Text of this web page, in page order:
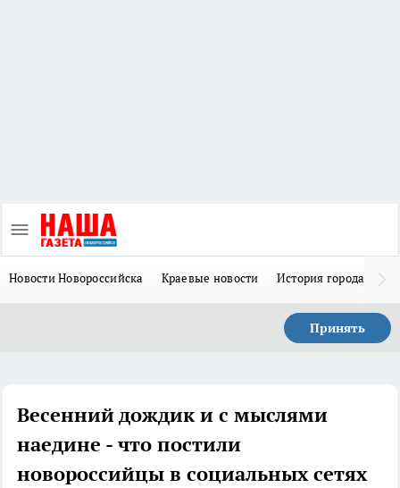
Новости Новороссийска Краевые новости История города Н
Принять
Весенний дождик и с мыслями
наедине - что постили
новороссийцы в социальных сетях